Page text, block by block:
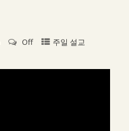
Off 주일 설교